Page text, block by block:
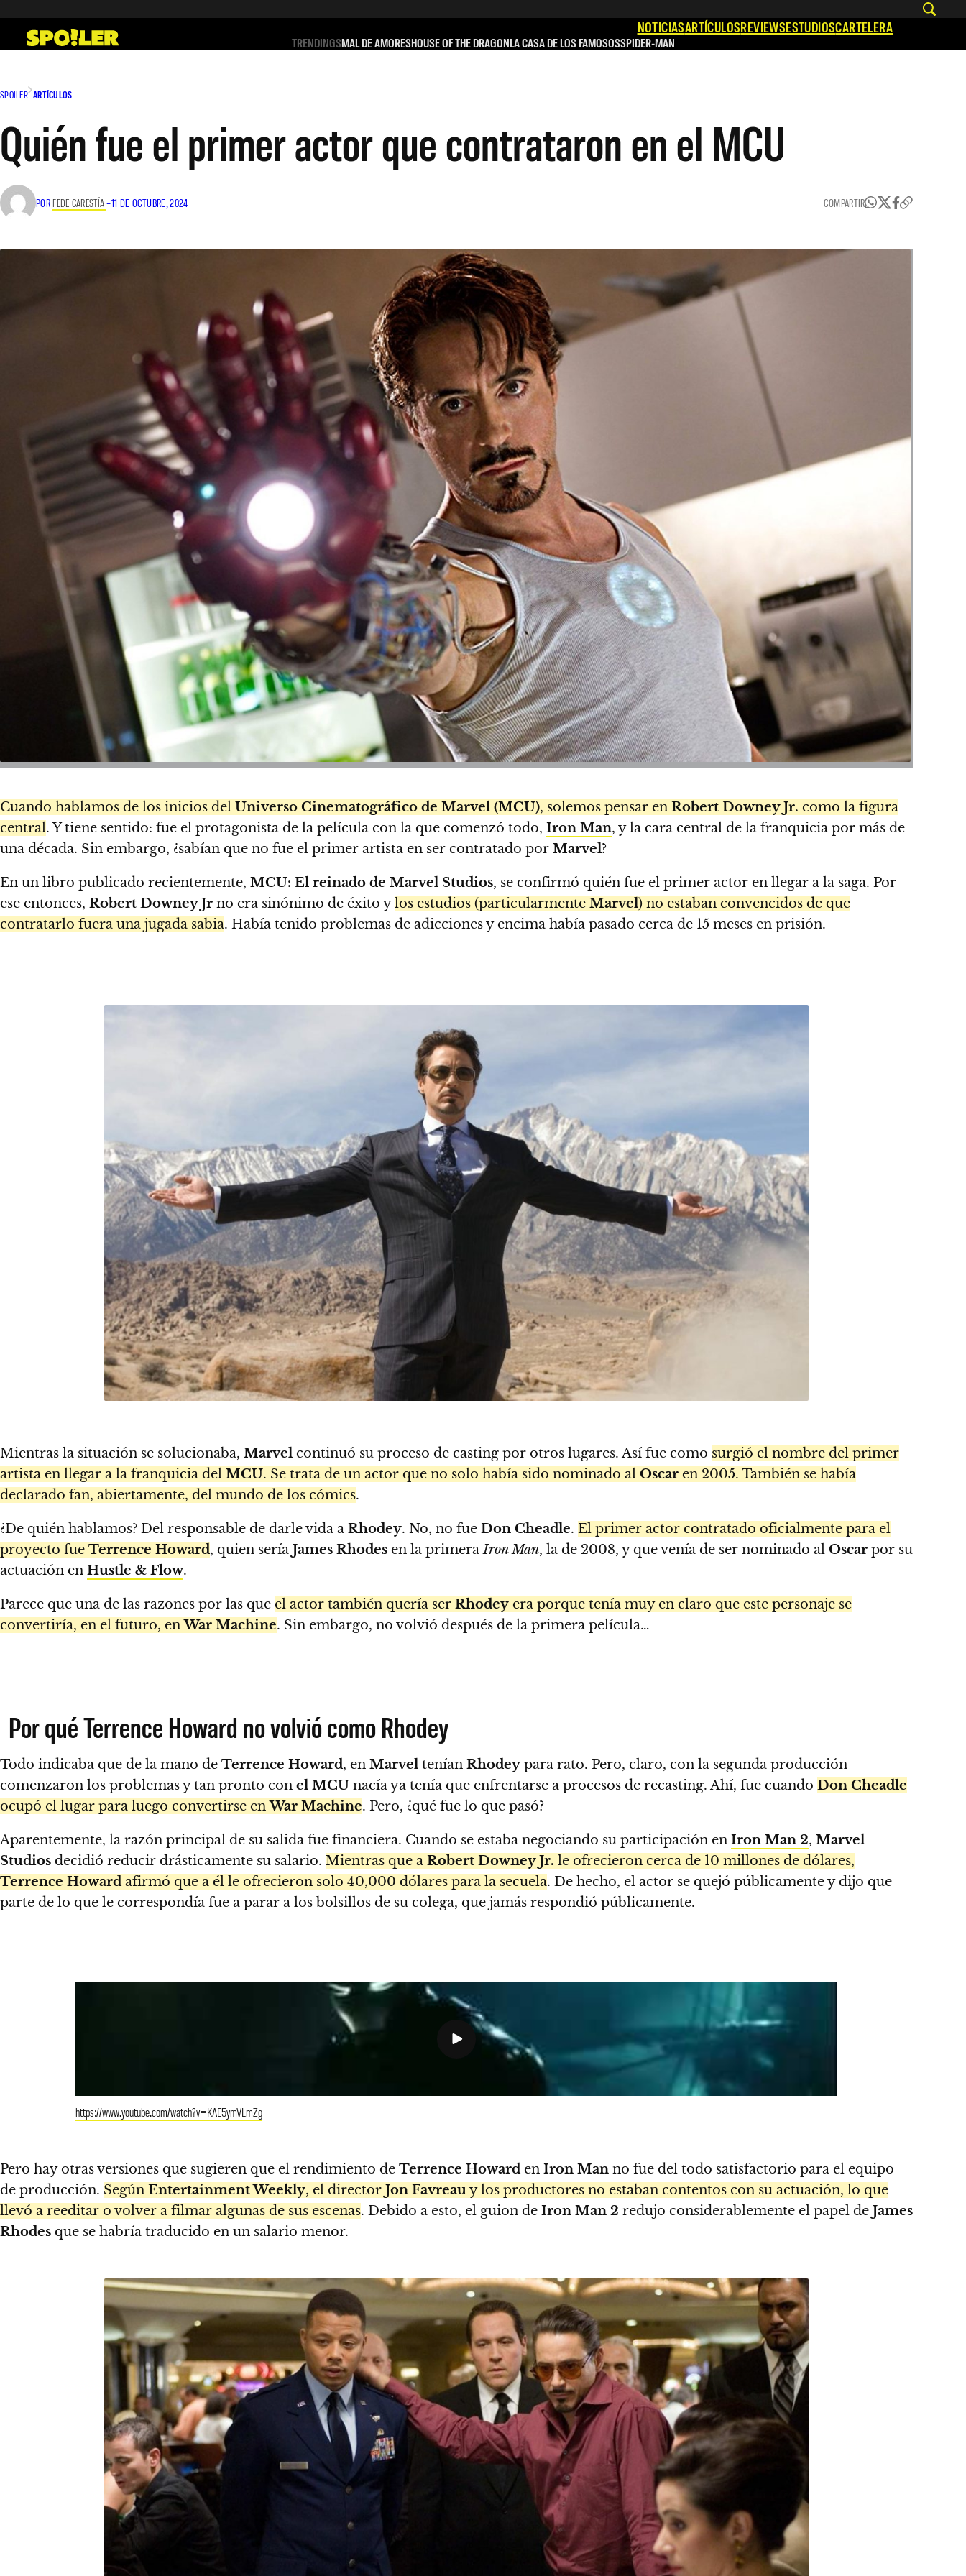
contenido
NOTICIASARTÍCULOSREVIEWSESTUDIOSCARTELERA
TRENDINGSMAL DE AMORESHOUSE OF THE DRAGONLA CASA DE LOS FAMOSOSSPIDER-MAN
SPOILER ARTÍCULOS
Quién fue el primer actor que contrataron en el MCU
POR FEDE CARESTÍA–11 DE OCTUBRE, 2024 COMPARTIR
Cuando hablamos de los inicios del Universo Cinematográfico de Marvel (MCU), solemos pensar en Robert Downey Jr. como la figura
central. Y tiene sentido: fue el protagonista de la película con la que comenzó todo, Iron Man, y la cara central de la franquicia por más de
una década. Sin embargo, ¿sabían que no fue el primer artista en ser contratado por Marvel?
En un libro publicado recientemente, MCU: El reinado de Marvel Studios, se confirmó quién fue el primer actor en llegar a la saga. Por
ese entonces, Robert Downey Jr no era sinónimo de éxito ylos estudios (particularmente Marvel) no estaban convencidos de que
contratarlo fuera una jugada sabia. Había tenido problemas de adicciones y encima había pasado cerca de 15 meses en prisión.
Mientras la situación se solucionaba, Marvel continuó su proceso de casting por otros lugares. Así fue como surgió el nombre del primer
artista en llegar a la franquicia del MCU. Se trata de un actor que no solo había sido nominado al Oscar en 2005. También se había
declarado fan, abiertamente, del mundo de los cómics.
¿De quién hablamos? Del responsable de darle vida a Rhodey. No, no fue Don Cheadle. El primer actor contratado oficialmente para el
proyecto fue Terrence Howard, quien sería James Rhodes en la primeraIron Man, la de 2008, y que venía de ser nominado al Oscar por su
actuación en Hustle & Flow.
Parece que una de las razones por las que el actor también quería ser Rhodey era porque tenía muy en claro que este personaje se
convertiría, en el futuro, enWar Machine. Sin embargo, no volvió después de la primera película…
Por qué Terrence Howard no volvió como Rhodey
Todo indicaba que de la mano de Terrence Howard, en Marvel tenían Rhodey para rato. Pero, claro, con la segunda producción
comenzaron los problemas y tan pronto con el MCU nacía ya tenía que enfrentarse a procesos de recasting. Ahí, fue cuando Don Cheadle
ocupó el lugar para luego convertirse enWar Machine. Pero, ¿qué fue lo que pasó?
Aparentemente, la razón principal de su salida fue financiera. Cuando se estaba negociando su participación en Iron Man 2, Marvel
Studios decidió reducir drásticamente su salario. Mientras que a Robert Downey Jr. le ofrecieron cerca de 10 millones de dólares,
Terrence Howard afirmó que a él le ofrecieron solo 40,000 dólares para la secuela. De hecho, el actor se quejó públicamente y dijo que
parte de lo que le correspondía fue a parar a los bolsillos de su colega, que jamás respondió públicamente.
https://www.youtube.com/watch?v=KAE5ymVLmZg
Pero hay otras versiones que sugieren que el rendimiento de Terrence Howard en Iron Man no fue del todo satisfactorio para el equipo
de producción. Según Entertainment Weekly, el director Jon Favreauy los productores no estaban contentos con su actuación, lo que
llevó a reeditar o volver a filmar algunas de sus escenas. Debido a esto, el guion de Iron Man 2 redujo considerablemente el papel de James
Rhodes que se habría traducido en un salario menor.